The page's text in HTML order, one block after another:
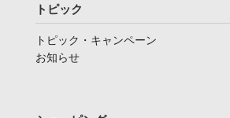
トピック
トピック・キャンペーン
お知らせ